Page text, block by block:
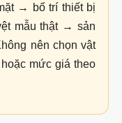
→ bố trí thiết bị
mẫu thật → sản
nên chọn vật
mức giá theo